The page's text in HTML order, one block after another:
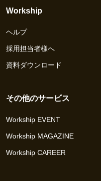
Workship
ヘルプ
採用担当者様へ
資料ダウンロード
その他のサービス
Workship EVENT
Workship MAGAZINE
Workship CAREER